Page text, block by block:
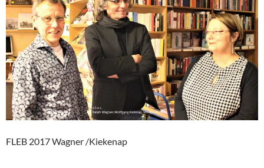
FLEB 2017 Wagner /Kiekenap